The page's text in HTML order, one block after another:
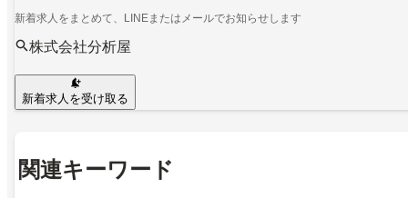
新着求人をまとめて、LINEまたはメールでお知らせします
株式会社分析屋
新着求人を受け取る
関連キーワード